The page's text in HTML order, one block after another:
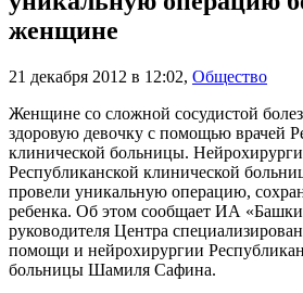
женщине
21 декабря 2012 в 12:02, Общество
Женщине со сложной сосудистой
здоровую девочку с помощью врачей
клинической больницы.
Республиканской клинической
провели уникальную операцию,
ребенка. Об этом сообщает ИА
руководителя Центра
помощи и нейрохирургии
больницы Шамиля Сафина.